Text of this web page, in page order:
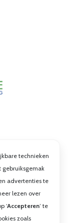
technieken
gebruiksgemak
advertenties te
lezen over
‘Accepteren’ te
zoals